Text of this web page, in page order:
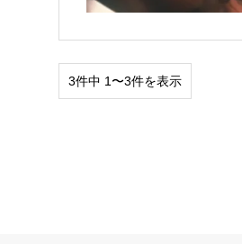
3件中 1〜3件を表示